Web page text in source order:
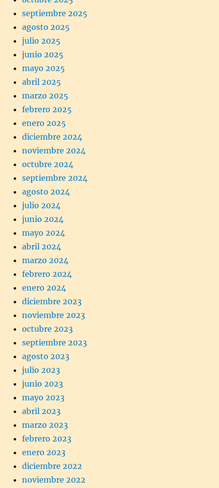
septiembre 2025
agosto 2025
julio 2025
junio 2025
mayo 2025
abril 2025
marzo 2025
febrero 2025
enero 2025
diciembre 2024
noviembre 2024
octubre 2024
septiembre 2024
agosto 2024
julio 2024
junio 2024
mayo 2024
abril 2024
marzo 2024
febrero 2024
enero 2024
diciembre 2023
noviembre 2023
octubre 2023
septiembre 2023
agosto 2023
julio 2023
junio 2023
mayo 2023
abril 2023
marzo 2023
febrero 2023
enero 2023
diciembre 2022
noviembre 2022